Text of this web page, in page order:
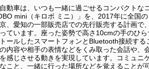
自動車は、いつも一緒に過ごせるコンパクトな
mini（キロボ ミニ）」を、2017年に全国
、愛知の一部販売店での先行販売する計画で
ています。座った姿勢で高さ10cmの手のひ
ールしたスマートフォンとBluetooth接続す
内容や相手の表情などをくみ取った会話や、
感じさせる動きを実現しています。コミュニ
こと、一緒に行った場所などを覚えることが